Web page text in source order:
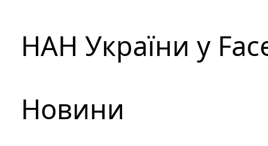
НАН України у
Новини